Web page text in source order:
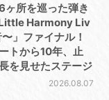
ヶ所を巡った弾き
Harmony Liv
」ファイナル！
トから10年、止
を見せたステージ
2026.08.07